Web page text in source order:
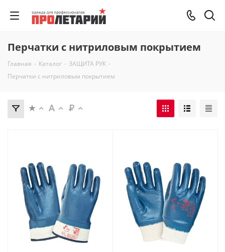
Перчатки с нитриловым покрытием
Главная - Каталог - ЗАЩИТА РУК -
Перчатки с нитриловым покрытием